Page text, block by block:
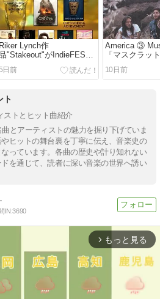
Riker Lynch作
"Stakeout"がIndieFEST
映画賞で特別賞（特別言
）受賞
日前
America ③
「マスクラッ
10日前
ト
ストとヒット曲紹介
とアーティストの魅力を掘り下げていま
ヒットの舞台裏を丁寧に伝え、音楽史の
っています。各曲の歴史や計り知れない
を通じて、読者に深い音楽の世界へ誘い
IN:3690
arrow_forward_ios もっと見る